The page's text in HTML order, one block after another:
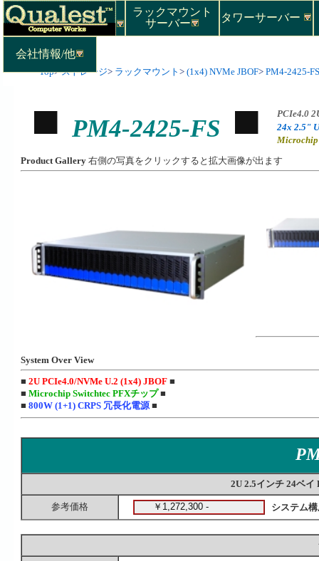
ラックマウント
サーバー
タワーサーバー
会社情報/他
Top>ストレージ> ラックマウント > (1x4) NVMe JBOF> PM4-2425-FS
PM4-2425-FS
PCIe4.0
24x 2.5"
Microchip
Product Gallery 右側の写真をクリックすると拡大画像が出ます
System Over View
■2U PCIe4.0/NVMe U.2 (1x4) JBOF■
■Microchip Switchtec PFXチップ■
■ 800W (1+1) CRPS 冗長化電源■
2U 2.5インチ 24ベイ
参考価格 システム